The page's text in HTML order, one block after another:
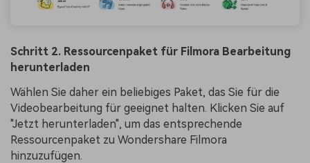
Schritt 2. Ressourcenpaket für Filmora Bearbeitung
herunterladen
Wählen Sie daher ein beliebiges Paket, das Sie für die
Videobearbeitung für geeignet halten. Klicken Sie auf
"Jetzt herunterladen", um das entsprechende
Ressourcenpaket zu Wondershare Filmora
hinzuzufügen.